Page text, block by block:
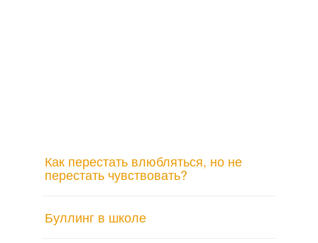
Как перестать влюбляться, но не
перестать чувствовать?
Буллинг в школе